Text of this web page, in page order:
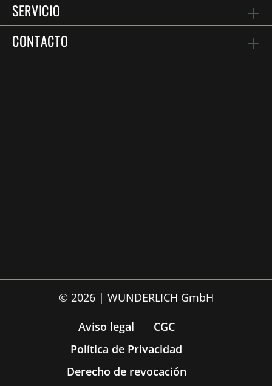
SERVICIO
CONTACTO
© 2026 | WUNDERLICH GmbH
Aviso legal
CGC
Política de Privacidad
Derecho de revocación